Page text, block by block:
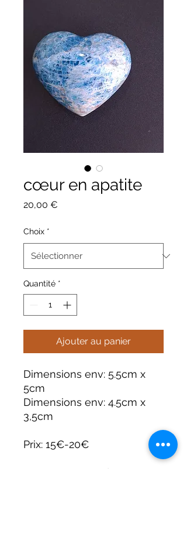
cœur en apatite
20,00 €
Choix *
Quantité *
Ajouter au panier
Dimensions env: 5.5cm x
5cm
Dimensions env: 4.5cm x
3,5cm
Prix: 15€-20€
Provenance: Madagascar